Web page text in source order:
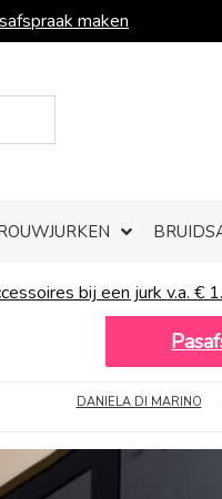
maken
bij een jurk v.a. €
DANIELA DI MARINO